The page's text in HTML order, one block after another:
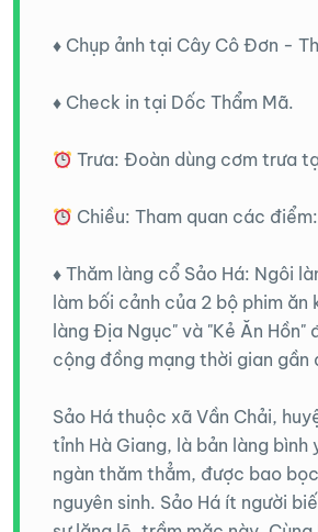
♦️ Chụp ảnh tại Cây Cô Đơn -
♦️ Check in tại Dốc Thẩm Mã.
Trưa: Đoàn dùng cơm trưa
Chiều: Tham quan các điểm:
♦️ Thăm làng cổ Sảo Há: Ngôi
làm bối cảnh của 2 bộ phim ăn
làng Địa Ngục" và "Kẻ Ăn Hồn"
cộng đồng mạng thời gian gần
Sảo Há thuộc xã Vần Chải,
tỉnh Hà Giang, là bản làng bình
ngàn thăm thẳm, được bao
nguyên sinh. Sảo Há ít người